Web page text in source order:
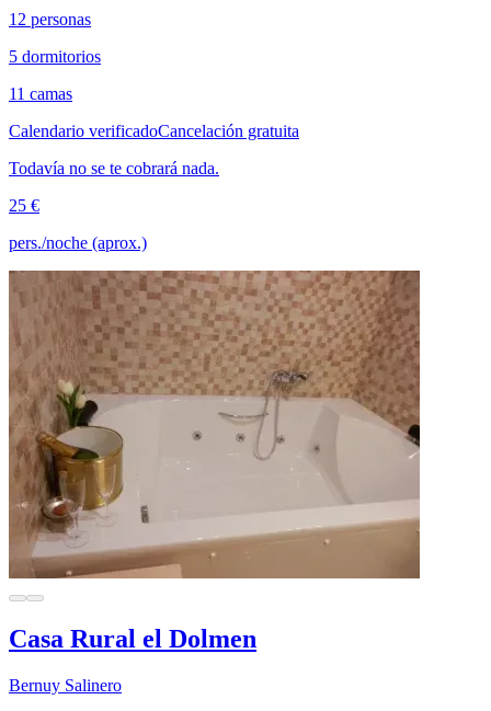
12 personas
5 dormitorios
11 camas
Calendario verificadoCancelación gratuita
Todavía no se te cobrará nada.
25 €
pers./noche (aprox.)
Casa Rural el Dolmen
Bernuy Salinero